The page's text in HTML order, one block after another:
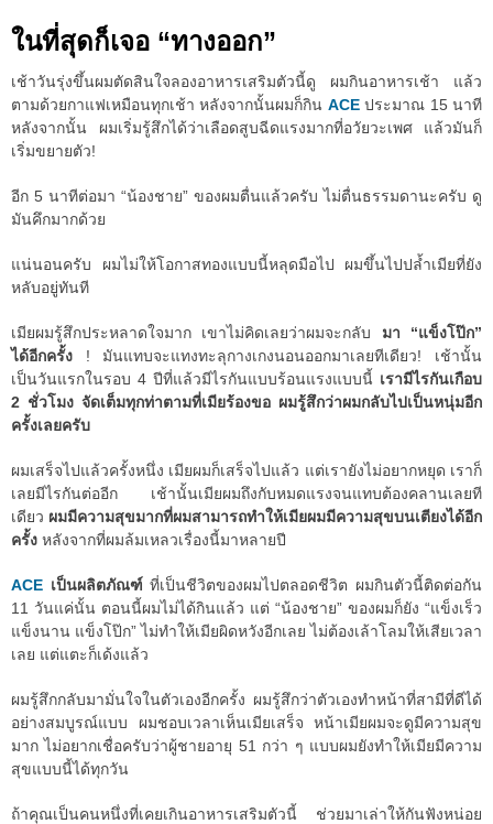
ในที่สุดก็เจอ “ทางออก”
เช้าวันรุ่งขึ้นผมตัดสินใจลองอาหารเสริมตัวนี้ดู ผมกินอาหารเช้า แล้ว
ตามด้วยกาแฟเหมือนทุกเช้า หลังจากนั้นผมก็กิน ACEประมาณ 15 นาที
หลังจากนั้น ผมเริ่มรู้สึกได้ว่าเลือดสูบฉีดแรงมากที่อวัยวะเพศ แล้วมันก็
เริ่มขยายตัว!
อีก 5 นาทีต่อมา “น้องชาย” ของผมตื่นแล้วครับ ไม่ตื่นธรรมดานะครับ ดู
มันคึกมากด้วย
แน่นอนครับ ผมไม่ให้โอกาสทองแบบนี้หลุดมือไป ผมขึ้นไปปล้ำเมียที่ยัง
หลับอยู่ทันที
เมียผมรู้สึกประหลาดใจมาก เขาไม่คิดเลยว่าผมจะกลับ มา “แข็งโป๊ก”
ได้อีกครั้ง ! มันแทบจะแทงทะลุกางเกงนอนออกมาเลยทีเดียว! เช้านั้น
เป็นวันแรกในรอบ 4 ปีที่แล้วมีไรกันแบบร้อนแรงแบบนี้ เรามีไรกันเกือบ
2 ชั่วโมง จัดเต็มทุกท่าตามที่เมียร้องขอ ผมรู้สึกว่าผมกลับไปเป็นหนุ่มอีก
ครั้งเลยครับ
ผมเสร็จไปแล้วครั้งหนึ่ง เมียผมก็เสร็จไปแล้ว แต่เรายังไม่อยากหยุด เราก็
เลยมีไรกันต่ออีก เช้านั้นเมียผมถึงกับหมดแรงจนแทบต้องคลานเลยที
เดียว ผมมีความสุขมากที่ผมสามารถทำให้เมียผมมีความสุขบนเตียงได้อีก
ครั้ง หลังจากที่ผมล้มเหลวเรื่องนี้มาหลายปี
ACE เป็นผลิตภัณฑ์ที่เป็นชีวิตของผมไปตลอดชีวิต ผมกินตัวนี้ติดต่อกัน
11 วันแค่นั้น ตอนนี้ผมไม่ได้กินแล้ว แต่ “น้องชาย” ของผมก็ยัง “แข็งเร็ว
แข็งนาน แข็งโป๊ก” ไม่ทำให้เมียผิดหวังอีกเลย ไม่ต้องเล้าโลมให้เสียเวลา
เลย แต่แตะก็เด้งแล้ว
ผมรู้สึกกลับมามั่นใจในตัวเองอีกครั้ง ผมรู้สึกว่าตัวเองทำหน้าที่สามีที่ดีได้
อย่างสมบูรณ์แบบ ผมชอบเวลาเห็นเมียเสร็จ หน้าเมียผมจะดูมีความสุข
มาก ไม่อยากเชื่อครับว่าผู้ชายอายุ 51 กว่า ๆ แบบผมยังทำให้เมียมีความ
สุขแบบนี้ได้ทุกวัน
ถ้าคุณเป็นคนหนึ่งที่เคยเกินอาหารเสริมตัวนี้ ช่วยมาเล่าให้กันฟังหน่อย